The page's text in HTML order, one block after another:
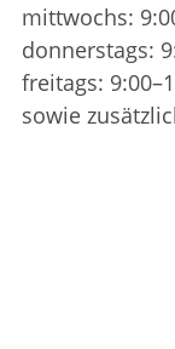
mittwochs:
donnerstags:
freitags:
sowie